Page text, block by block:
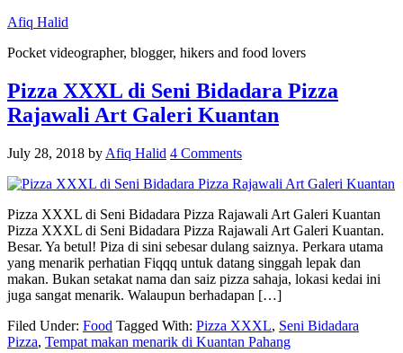
Afiq Halid
Pocket videographer, blogger, hikers and food lovers
Pizza XXXL di Seni Bidadara Pizza
Rajawali Art Galeri Kuantan
July 28, 2018 by Afiq Halid 4 Comments
Pizza XXXL di Seni Bidadara Pizza Rajawali Art Galeri Kuantan
Pizza XXXL di Seni Bidadara Pizza Rajawali Art Galeri Kuantan.
Besar. Ya betul! Piza di sini sebesar dulang saiznya. Perkara utama
yang menarik perhatian Fiqqq untuk datang singgah lepak dan
makan. Bukan setakat nama dan saiz pizza sahaja, lokasi kedai ini
juga sangat menarik. Walaupun berhadapan […]
Filed Under: Food Tagged With: Pizza XXXL, Seni Bidadara
Pizza, Tempat makan menarik di Kuantan Pahang